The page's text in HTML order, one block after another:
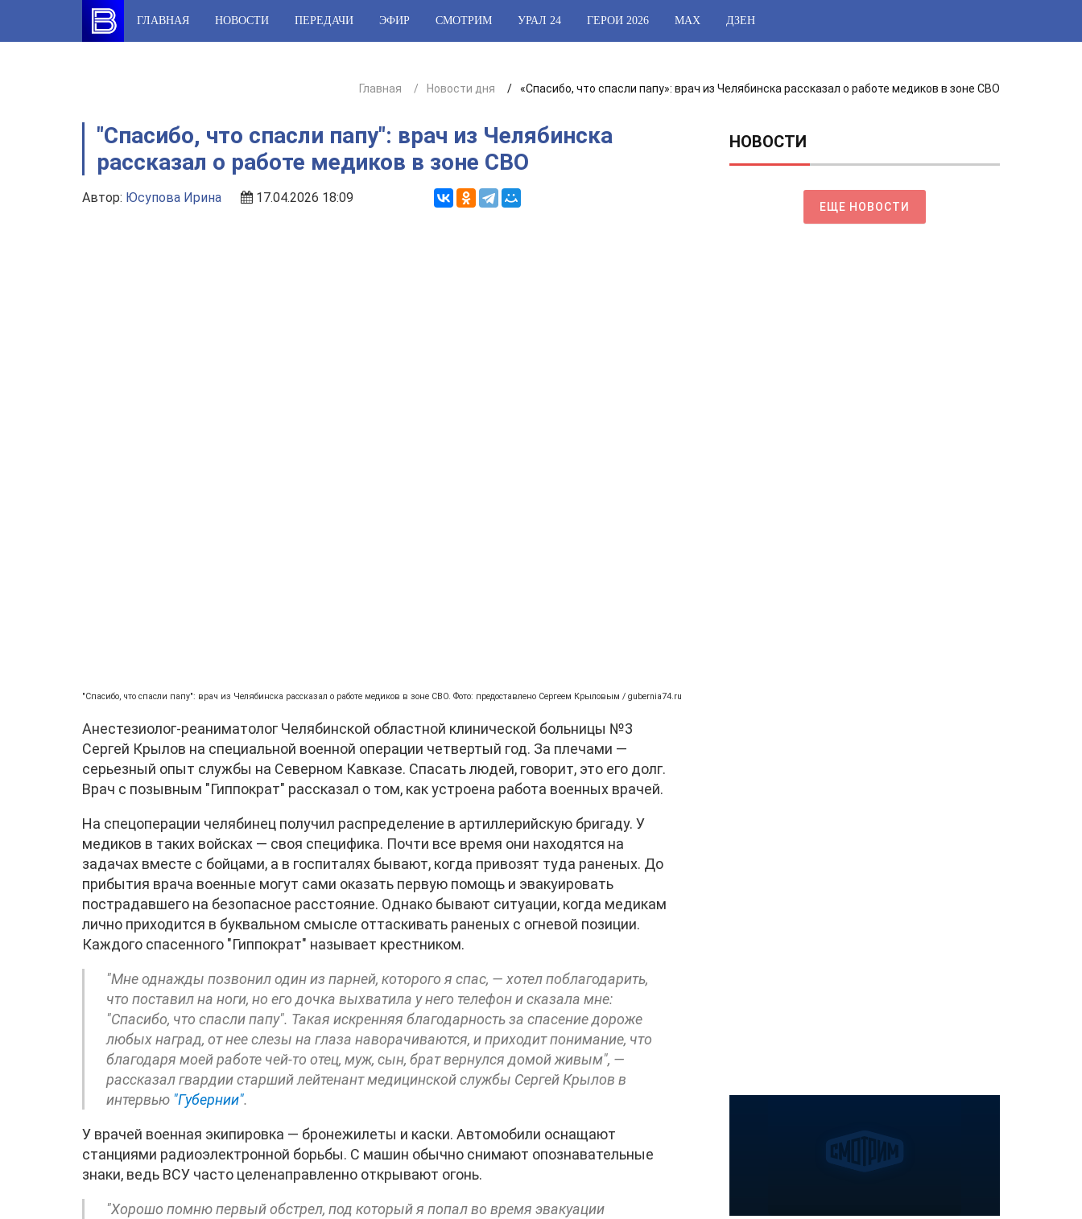
content
ГЛАВНАЯ НОВОСТИ ПЕРЕДАЧИ ЭФИР СМОТРИМ УРАЛ 24 ГЕРОИ 2026 МАХ ДЗЕН
Главная Новости дня «Спасибо, что спасли папу»: врач из Челябинска рассказал о работе медиков в зоне СВО
"Спасибо, что спасли папу": врач из Челябинска
рассказал о работе медиков в зоне СВО
Автор: Юсупова Ирина 17.04.2026 18:09
"Спасибо, что спасли папу": врач из Челябинска рассказал о работе медиков в зоне СВО. Фото: предоставлено Сергеем Крыловым / gubernia74.ru
Анестезиолог-реаниматолог Челябинской областной клинической больницы №3
Сергей Крылов на специальной военной операции четвертый год. За плечами —
серьезный опыт службы на Северном Кавказе. Спасать людей, говорит, это его долг.
Врач с позывным "Гиппократ" рассказал о том, как устроена работа военных врачей.
На спецоперации челябинец получил распределение в артиллерийскую бригаду. У
медиков в таких войсках — своя специфика. Почти все время они находятся на
задачах вместе с бойцами, а в госпиталях бывают, когда привозят туда раненых. До
прибытия врача военные могут сами оказать первую помощь и эвакуировать
пострадавшего на безопасное расстояние. Однако бывают ситуации, когда медикам
лично приходится в буквальном смысле оттаскивать раненых с огневой позиции.
Каждого спасенного "Гиппократ" называет крестником.
"Мне однажды позвонил один из парней, которого я спас, — хотел поблагодарить,
что поставил на ноги, но его дочка выхватила у него телефон и сказала мне:
"Спасибо, что спасли папу". Такая искренняя благодарность за спасение дороже
любых наград, от нее слезы на глаза наворачиваются, и приходит понимание, что
благодаря моей работе чей-то отец, муж, сын, брат вернулся домой живым", —
рассказал гвардии старший лейтенант медицинской службы Сергей Крылов в
интервью "Губернии".
У врачей военная экипировка — бронежилеты и каски. Автомобили оснащают
станциями радиоэлектронной борьбы. С машин обычно снимают опознавательные
знаки, ведь ВСУ часто целенаправленно открывают огонь.
"Хорошо помню первый обстрел, под который я попал во время эвакуации
НОВОСТИ
ЕЩЕ НОВОСТИ